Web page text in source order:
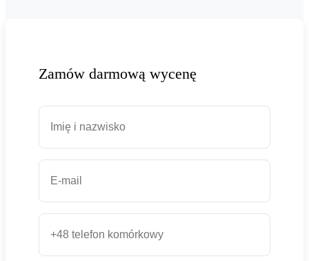
Zamów darmową wycenę